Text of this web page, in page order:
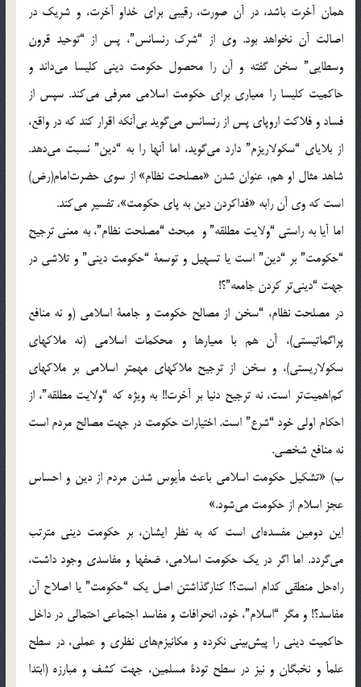
همان‌ آخرت‌ باشد، در آن‌ صورت، رقیبی‌ برای‌ خداو آخرت، و شریک‌ در
اصالت‌ آن‌ نخواهد بود. وی‌ از “شرک‌ رنسانس”، پس‌ از “توحید قرون‌
وسطایی” سخن‌ گفته‌ و آن‌ را محصول‌ حکومت‌ دینی‌ کلیسا می‌داند و
حاکمیت‌ کلیسا را معیاری‌ برای‌ حکومت‌ اسلامی‌ معرفی‌ می‌کند. سپس‌ از
فساد و فلاکت‌ اروپای‌ پس‌ از رنسانس‌ می‌گوید بی‌آنکه‌ اقرار کند که‌ در واقع،
از بلایای‌ “سکولاریزم” دارد می‌گوید، اما آنها را به‌ “دین” نسبت‌ می‌دهد.
شاهد مثال‌ او هم، عنوان‌ شدن‌ «مصلحت‌ نظام» از سوی‌ حضرت‌امام(رض)
است‌ که‌ وی‌ آن‌ رابه‌ «فداکردن‌ دین‌ به‌ پای‌ حکومت»، تفسیر می‌کند.
اما آیا به‌ راستی‌ “ولایت‌ مطلقه” و ‌ ‌مبحث‌ “مصلحت‌ نظام”، به‌ معنی‌ ترجیح‌
“حکومت” بر “دین” است‌ یا تسهیل‌ و توسعة‌ “حکومت‌ دینی” و تلاشی‌ در
جهت‌ “دینی‌تر کردن‌ جامعه”؟!
در مصلحت‌ نظام، “سخن‌ از مصالح‌ حکومت‌ و جامعة‌ اسلامی‌ (و نه‌ منافع‌
پراگماتیستی)، آن‌ هم‌ با معیارها و محکمات‌ اسلامی‌ (نه‌ ملاکهای‌
سکولاریستی)، و سخن‌ از ترجیح‌ ملاکهای‌ مهمتر اسلامی‌ بر ملاکهای‌
کم‌اهمیت‌تر است، نه‌ ترجیح‌ دنیا بر آخرت!! به‌ ویژه‌ که‌ “ولایت‌ مطلقه”، از
احکام‌ اولی‌ خود “شرع” است. اختیارات‌ حکومت‌ در جهت‌ مصالح‌ مردم‌ است‌
نه‌ منافع‌ شخصی.
ب) «تشکیل‌ حکومت‌ اسلامی‌ باعث‌ مأیوس‌ شدن‌ مردم‌ از دین‌ و احساس‌
عجز اسلام‌ از حکومت‌ می‌شود.»
این‌ دومین‌ مفسده‌ای‌ است‌ که‌ به‌ نظر ایشان، بر حکومت‌ دینی‌ مترتب‌
می‌گردد. اما اگر در یک‌ حکومت‌ اسلامی، ضعفها و مفاسدی‌ وجود داشت،
راه‌حل‌ منطقی‌ کدام‌ است؟! کنارگذاشتن‌ اصل‌ یک‌ “حکومت” یا اصلاح‌ آن‌
مفاسد؟! و مگر “اسلام”، خود، انحرافات‌ و مفاسد اجتماعی‌ احتمالی‌ در داخل‌
حاکمیت‌ دینی‌ را پیش‌بینی‌ نکرده‌ و مکانیزم‌های‌ نظری‌ و عملی، در سطح‌
علمأ و نخبگان‌ و نیز در سطح‌ تودة‌ مسلمین، جهت‌ کشف‌ و مبارزه‌ (ابتدا